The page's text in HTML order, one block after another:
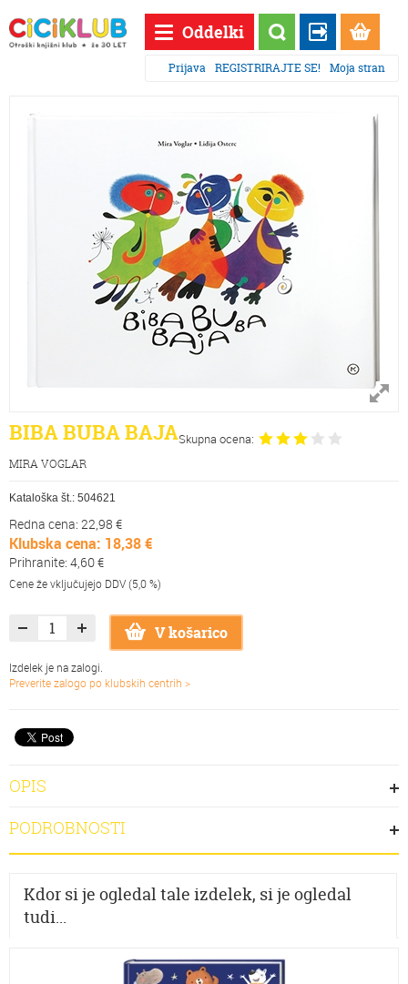
Oddelki
Prijava REGISTRIRAJTE SE! Moja stran
BIBA BUBA BAJASkupna ocena:
MIRA VOGLAR
Kataloška št.: 504621
Redna cena: 22,98 €
Klubska cena: 18,38 €
Prihranite: 4,60 €
Cene že vključujejo DDV (5,0 %)
V košarico
Izdelek je na zalogi.
Preverite zalogo po klubskih centrih >
OPIS
PODROBNOSTI
Kdor si je ogledal tale izdelek, si je ogledal
tudi...